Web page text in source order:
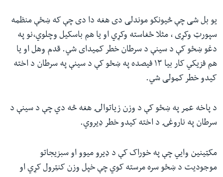
یو بل شی چې څیونکو موندلی دی هغه دا دی چې که ښځې منظمه
سپورټ وکړی ، مثلا ځغاسته وکړي او یا هم باسکیل وچلوي،نو په
دغو ښځو کې د سینې د سرطان خطر کمیدای شي. قدم وهل او یا
هم فزیکي کار بیا ۱۳ فیصده په ښځو کې د سینې په سرطان د اخته
کیدو خطر کمولی شي.
د پاخه عمر په ښځو کې د وزن زیاتوالۍ هغه څه دي چې د سینې د
سرطان په ناروغۍ د اخته کیدو خطر ډیروي.
مکټینین وايي چې په خوراک کې د ډیرو میوو او سبزیجاتو
موجودیت د ښځو سره مرسته کوي چې خپل وزن کنټرول کړي او